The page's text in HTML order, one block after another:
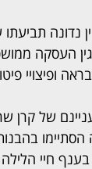
שקל בגין
ופיצויי
של קרן
חיי